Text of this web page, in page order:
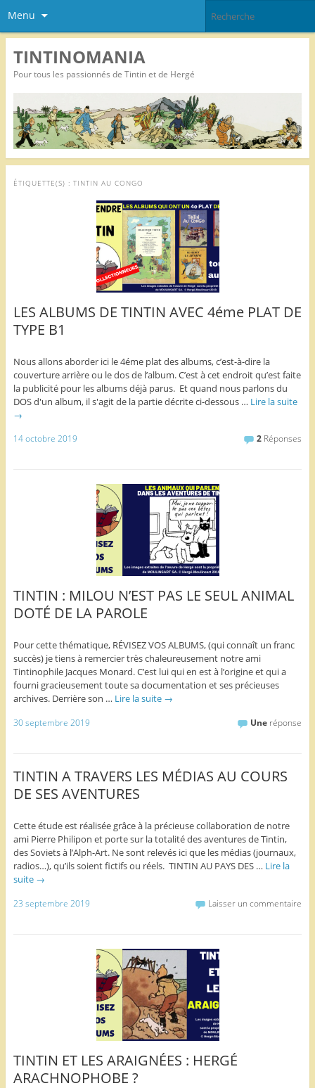
Menu
TINTINOMANIA
Pour tous les passionnés de Tintin et de Hergé
ÉTIQUETTE(S) : TINTIN AU CONGO
LES ALBUMS DE TINTIN AVEC 4éme PLAT DE
TYPE B1
Nous allons aborder ici le 4éme plat des albums, c’est-à-dire la
couverture arrière ou le dos de l’album. C’est à cet endroit qu’est faite
la publicité pour les albums déjà parus. Et quand nous parlons du
DOS d'un album, il s'agit de la partie décrite ci-dessous … Lire la suite
→
14 octobre 2019 2 Réponses
TINTIN : MILOU N’EST PAS LE SEUL ANIMAL
DOTÉ DE LA PAROLE
Pour cette thématique, RÉVISEZ VOS ALBUMS, (qui connaît un franc
succès) je tiens à remercier très chaleureusement notre ami
Tintinophile Jacques Monard. C’est lui qui en est à l’origine et qui a
fourni gracieusement toute sa documentation et ses précieuses
archives. Derrière son … Lire la suite →
30 septembre 2019 Une réponse
TINTIN A TRAVERS LES MÉDIAS AU COURS
DE SES AVENTURES
Cette étude est réalisée grâce à la précieuse collaboration de notre
ami Pierre Philipon et porte sur la totalité des aventures de Tintin,
des Soviets à l’Alph-Art. Ne sont relevés ici que les médias (journaux,
radios…), qu’ils soient fictifs ou réels. TINTIN AU PAYS DES … Lire la
suite →
23 septembre 2019 Laisser un commentaire
TINTIN ET LES ARAIGNÉES : HERGÉ
ARACHNOPHOBE ?